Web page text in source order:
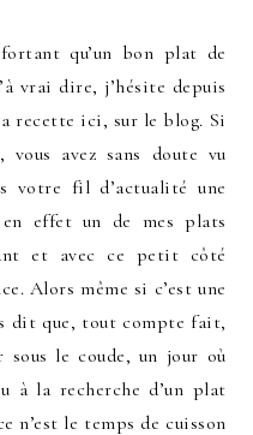
qu’un bon plat de
vrai dire, j’hésite depuis
recette ici, sur le blog. Si
, vous avez sans doute vu
votre fil d’actualité une
effet un de mes plats
et avec ce petit côté
Alors même si c’est une
dit que, tout compte fait,
sous le coude, un jour où
à la recherche d’un plat
n’est le temps de cuisson